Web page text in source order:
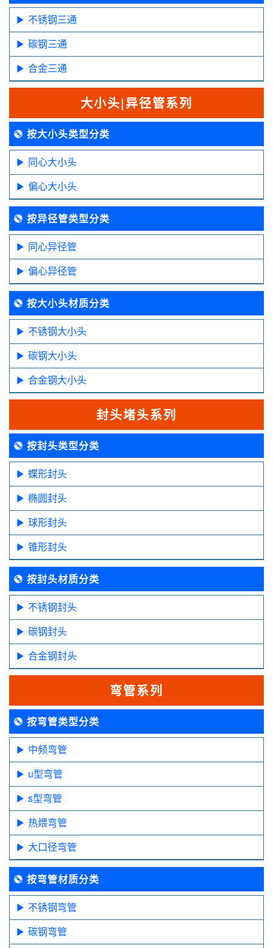
不锈钢三通
碳钢三通
合金三通
大小头|异径管系列
按大小头类型分类
同心大小头
偏心大小头
按异径管类型分类
同心异径管
偏心异径管
按大小头材质分类
不锈钢大小头
碳钢大小头
合金钢大小头
封头堵头系列
按封头类型分类
蝶形封头
椭圆封头
球形封头
锥形封头
按封头材质分类
不锈钢封头
碳钢封头
合金钢封头
弯管系列
按弯管类型分类
中频弯管
u型弯管
s型弯管
热煨弯管
大口径弯管
按弯管材质分类
不锈钢弯管
碳钢弯管